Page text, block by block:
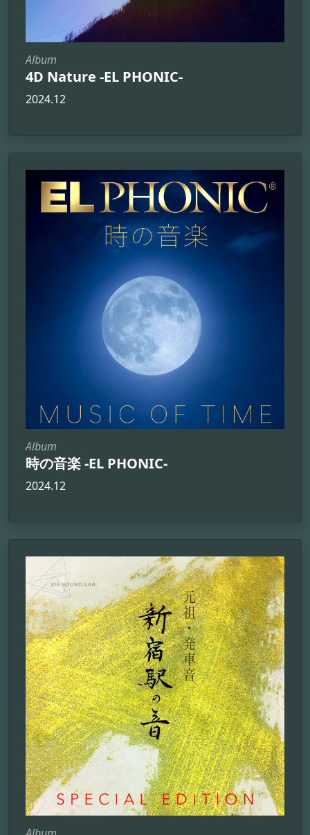
Album
4D Nature -EL PHONIC-
2024.12
Album
時の音楽 -EL PHONIC-
2024.12